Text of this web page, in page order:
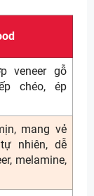
veneer gỗ
chéo, ép
mang vẻ
nhiên, dễ
melamine,